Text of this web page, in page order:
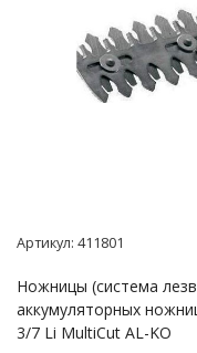
Артикул: 411801
Ножницы (система
аккумуляторных
3/7 Li MultiCut AL-KO